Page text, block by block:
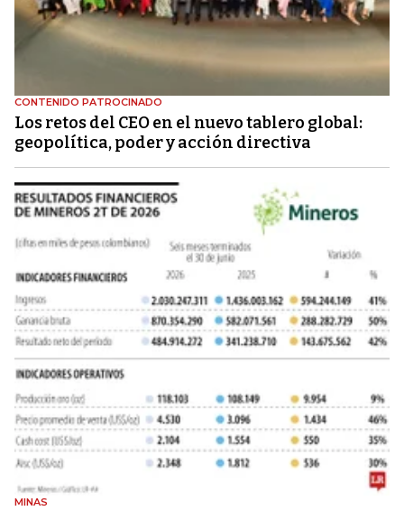
CONTENIDO PATROCINADO
Los retos del CEO en el nuevo tablero global:
geopolítica, poder y acción directiva
MINAS